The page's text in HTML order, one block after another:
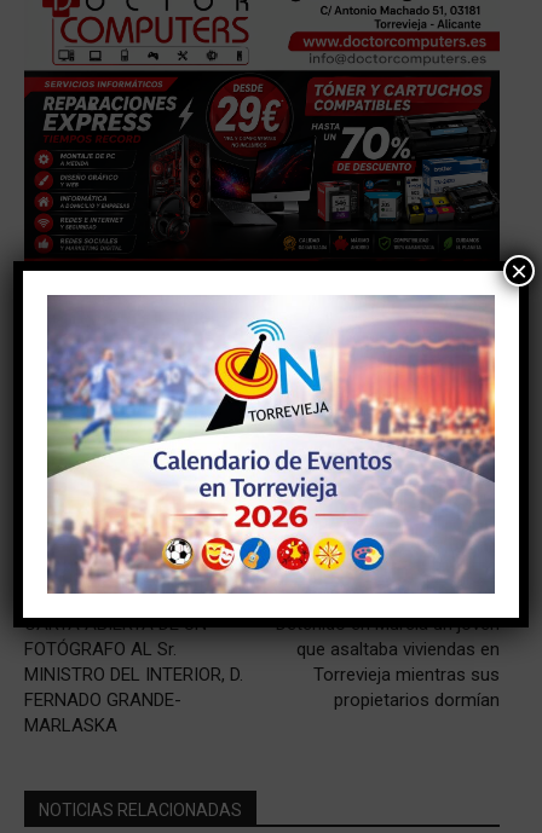
Facebook Twitter
Artículo anterior
CARTA ABIERTA DE UN
FOTÓGRAFO AL Sr.
MINISTRO DEL INTERIOR, D.
FERNADO GRANDE-
MARLASKA
Artículo siguiente
Detenido en Murcia un joven
que asaltaba viviendas en
Torrevieja mientras sus
propietarios dormían
NOTICIAS RELACIONADAS
×